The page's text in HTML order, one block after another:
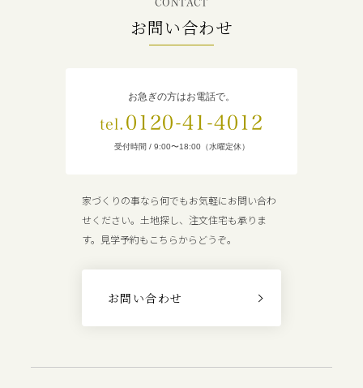
CONTACT
お問い合わせ
お急ぎの方はお電話で。
tel. 0120-41-4012
受付時間 / 9:00〜18:00（水曜定休）
家づくりの事なら何でもお気軽にお問い合わ
せください。土地探し、注文住宅も承りま
す。見学予約もこちらからどうぞ。
お問い合わせ